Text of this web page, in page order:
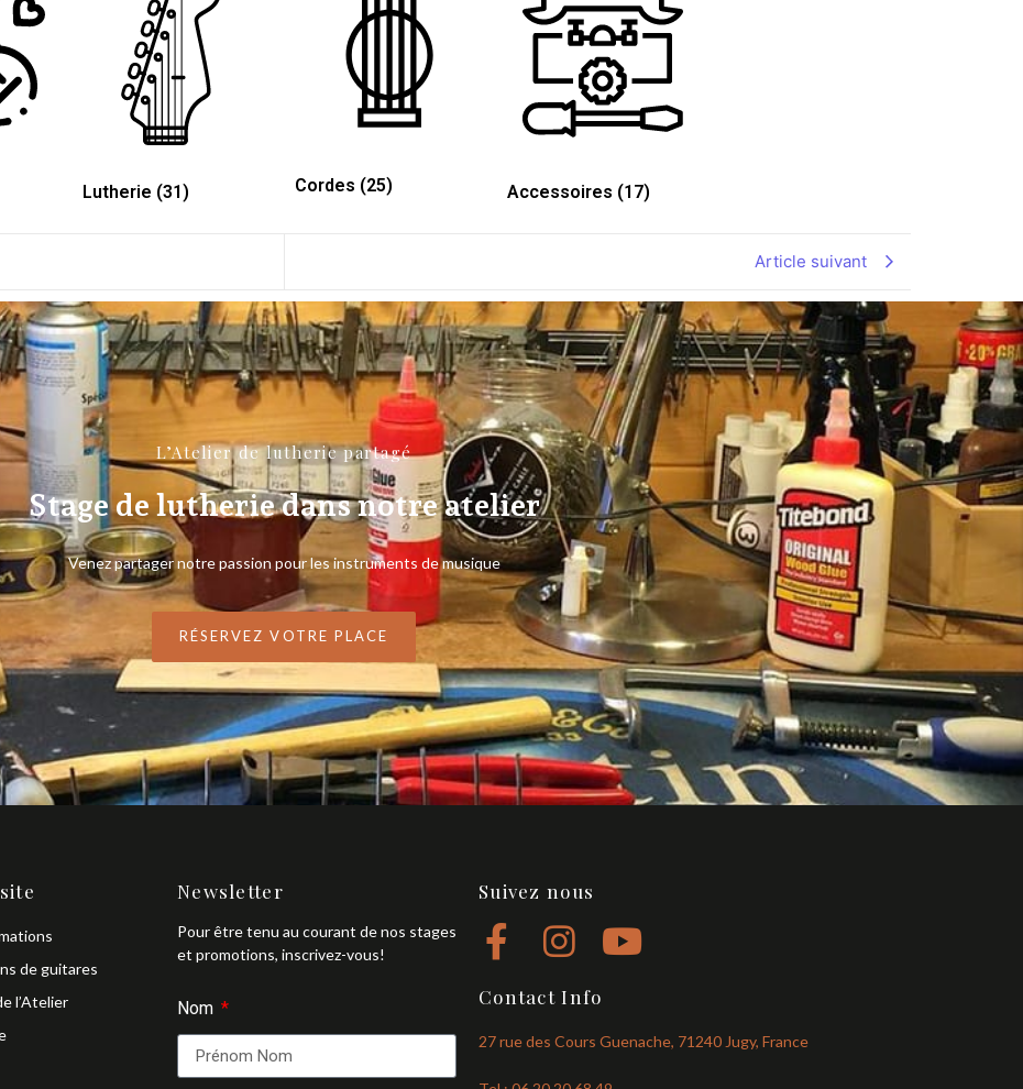
Lutherie (31) Cordes (25) Accessoires (17)
Article suivant
L’Atelier de lutherie partagé
Stage de lutherie dans notre atelier
Venez partager notre passion pour les instruments de musique
RÉSERVEZ VOTRE PLACE
de guitares
l’Atelier
Newsletter
Pour être tenu au courant de nos stages
et promotions, inscrivez-vous!
Nom
Suivez nous
Contact Info
27 rue des Cours Guenache, 71240 Jugy, France